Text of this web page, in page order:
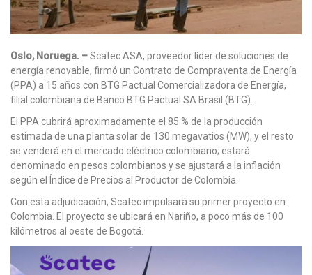
Oslo, Noruega. –Scatec ASA, proveedor líder de soluciones de
energía renovable, firmó un Contrato de Compraventa de Energía
(PPA) a 15 años con BTG Pactual Comercializadora de Energía,
filial colombiana de Banco BTG Pactual SA Brasil (BTG).
El PPA cubrirá aproximadamente el 85 % de la producción
estimada de una planta solar de 130 megavatios (MW), y el resto
se venderá en el mercado eléctrico colombiano; estará
denominado en pesos colombianos y se ajustará a la inflación
según el Índice de Precios al Productor de Colombia.
Con esta adjudicación, Scatec impulsará su primer proyecto en
Colombia. El proyecto se ubicará en Nariño, a poco más de 100
kilómetros al oeste de Bogotá.